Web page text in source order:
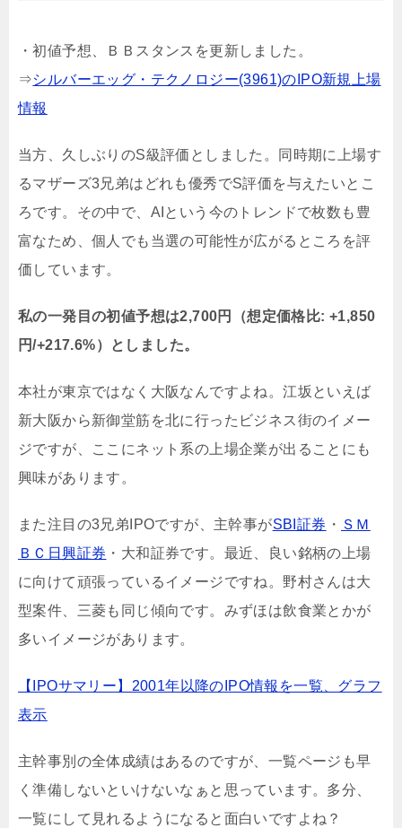
・初値予想、ＢＢスタンスを更新しました。
⇒シルバーエッグ・テクノロジー(3961)のIPO新規上場
情報
当方、久しぶりのS級評価としました。同時期に上場す
るマザーズ3兄弟はどれも優秀でS評価を与えたいとこ
ろです。その中で、AIという今のトレンドで枚数も豊
富なため、個人でも当選の可能性が広がるところを評
価しています。
私の一発目の初値予想は2,700円（想定価格比: +1,850
円/+217.6%）としました。
本社が東京ではなく大阪なんですよね。江坂といえば
新大阪から新御堂筋を北に行ったビジネス街のイメー
ジですが、ここにネット系の上場企業が出ることにも
興味があります。
また注目の3兄弟IPOですが、主幹事がSBI証券 ・ ＳＭ
ＢＣ日興証券 ・大和証券です。最近、良い銘柄の上場
に向けて頑張っているイメージですね。野村さんは大
型案件、三菱も同じ傾向です。みずほは飲食業とかが
多いイメージがあります。
【IPOサマリー】2001年以降のIPO情報を一覧、グラフ
表示
主幹事別の全体成績はあるのですが、一覧ページも早
く準備しないといけないなぁと思っています。多分、
一覧にして見れるようになると面白いですよね？